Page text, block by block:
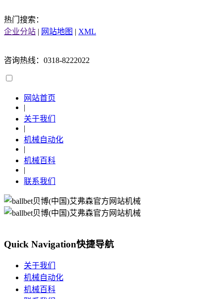
热门搜索：
企业分站 | 网站地图 | XML
咨询热线：0318-8222022
网站首页
|
关于我们
|
机械自动化
|
机械百科
|
联系我们
Quick Navigation快捷导航
关于我们
机械自动化
机械百科